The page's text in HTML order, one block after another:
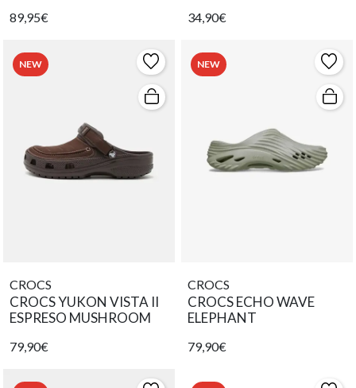
89,95€ 34,90€
NEW
CROCS
CROCS YUKON VISTA II
ESPRESO MUSHROOM
79,90€
NEW
CROCS
CROCS ECHO WAVE
ELEPHANT
79,90€